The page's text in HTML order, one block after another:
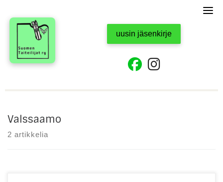
content
uusin jäsenkirje
fab fa-facebook
fab fa-
Valssaamo
2 artikkelia